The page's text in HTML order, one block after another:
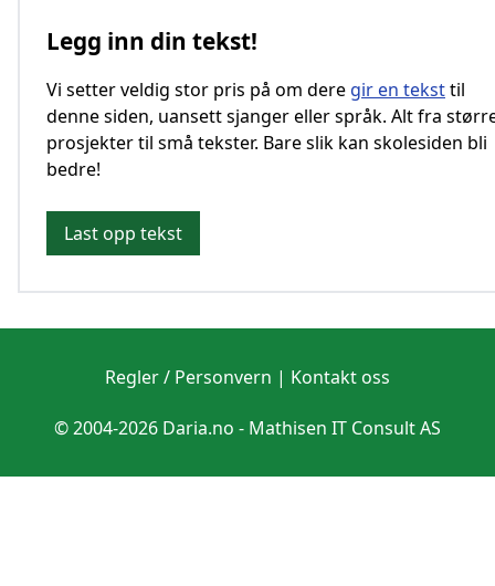
Legg inn din tekst!
Vi setter veldig stor pris på om dere gir en teksttil
denne siden, uansett sjanger eller språk. Alt fra
prosjekter til små tekster. Bare slik kan skolesiden bli
bedre!
Last opp tekst
Regler / Personvern | Kontakt oss
© 2004-2026 Daria.no - Mathisen IT Consult AS